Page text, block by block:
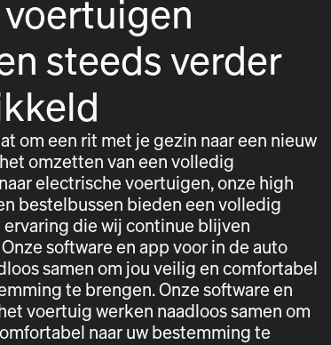
steeds verder
om een rit met je gezin naar een nieuw
omzetten van een volledig
electrische voertuigen, onze high
bestelbussen bieden een volledig
die wij continue blijven
software en app voor in de auto
samen om jou veilig en comfortabel
te brengen. Onze software en
voertuig werken naadloos samen om
naar uw bestemming te